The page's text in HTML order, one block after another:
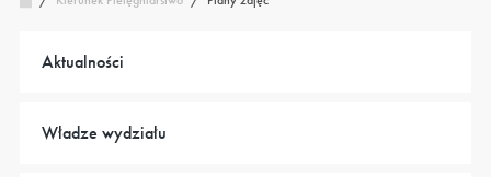
Aktualności
Władze wydziału